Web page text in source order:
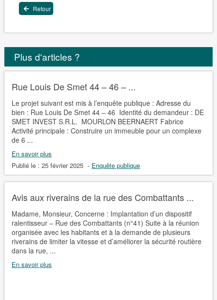
Retour
Plus d'articles ?
Rue Louis De Smet 44 – 46 – ...
Le projet suivant est mis à l’enquête publique : Adresse du
bien : Rue Louis De Smet 44 – 46 Identité du demandeur : DE
SMET INVEST S.R.L. MOURLON BEERNAERT Fabrice
Activité principale : Construire un immeuble pour un complexe
de 6 ...
En savoir plus
Publié le : 25 février 2025 - Enquête publique
Avis aux riverains de la rue des Combattants ...
Madame, Monsieur, Concerne : Implantation d’un dispositif
ralentisseur – Rue des Combattants (n°41) Suite à la réunion
organisée avec les habitants et à la demande de plusieurs
riverains de limiter la vitesse et d’améliorer la sécurité routière
dans la rue, ...
En savoir plus